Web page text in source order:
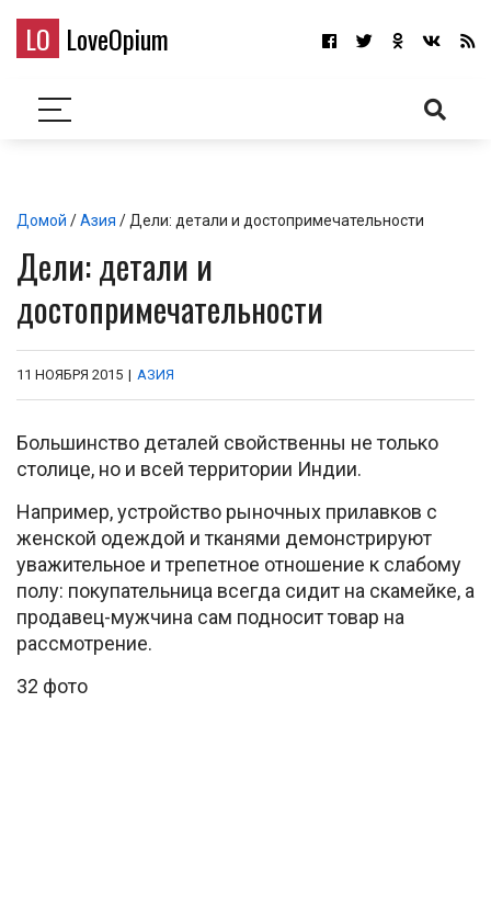
LO LoveOpium
Домой /Азия / Дели: детали и достопримечательности
Дели: детали и
достопримечательности
11 НОЯБРЯ 2015 | АЗИЯ
Большинство деталей свойственны не только
столице, но и всей территории Индии.
Например, устройство рыночных прилавков с
женской одеждой и тканями демонстрируют
уважительное и трепетное отношение к слабому
полу: покупательница всегда сидит на скамейке, а
продавец-мужчина сам подносит товар на
рассмотрение.
32 фото